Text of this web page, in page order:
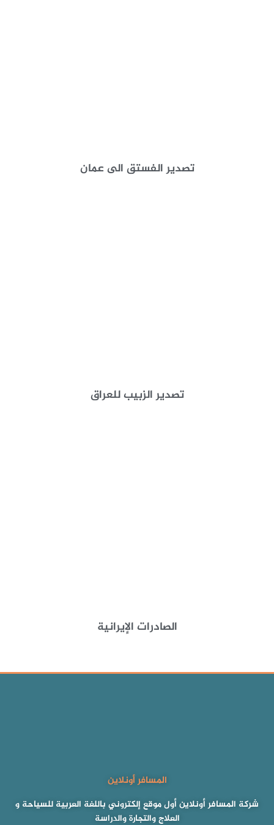
تصدير الفستق الى عمان
تصدير الزبيب للعراق
الصادرات الإيرانية
المسافر أونلاين
شركة المسافر أونلاين أول موقع إلكتروني باللغة العربية للسياحة و
العلاج والتجارة والدراسة